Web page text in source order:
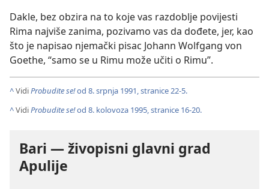
Dakle, bez obzira na to koje vas razdoblje povijesti
Rima najviše zanima, pozivamo vas da dođete, jer, kao
što je napisao njemački pisac Johann Wolfgang von
Goethe, “samo se u Rimu može učiti o Rimu”.
^VidiProbudite se!od 8. srpnja 1991, stranice 22-5.
^VidiProbudite se!od 8. kolovoza 1995, stranice 16-20.
Bari — živopisni glavni grad
Apulije